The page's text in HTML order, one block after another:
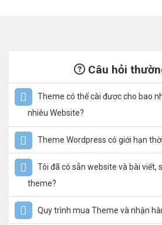
Câu hỏi
Theme có thể cài được cho bao
nhiêu Website?
Theme Wordpress có giới hạn
Tôi đã có sẵn website và bài viết,
theme?
Quy trình mua Theme và nhận